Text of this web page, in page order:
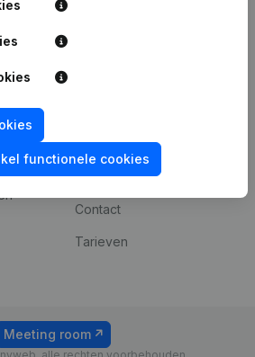
functionele cookies
Integraties op maat
Betalingservaring
Contact
Tarieven
Meeting room